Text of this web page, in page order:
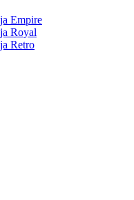
Empire
Royal
Retro